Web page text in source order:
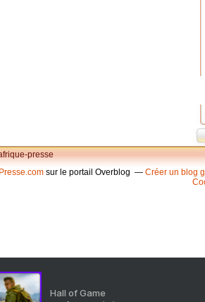
presse
sur le portail Overblog Créer un blog
Hall of Game